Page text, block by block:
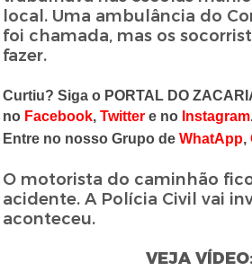
local. Uma ambulância do
foi chamada, mas os
fazer.
Curtiu? Siga o PORTAL DO
no Facebook,Twitter e no Instagram
Entre no nosso Grupo deWhatApp,
O motorista do caminhão
acidente. A Polícia Civil vai
aconteceu.
VEJA